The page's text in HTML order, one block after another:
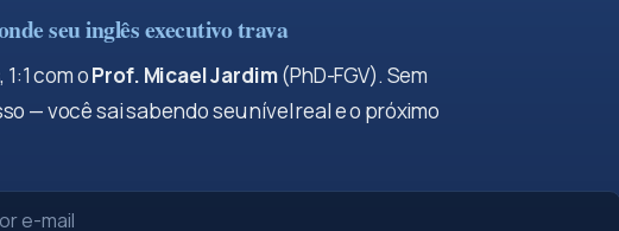
seu inglês executivo trava
com oProf. Micael Jardim(PhD-FGV). Sem
— você sai sabendo seu nível real e o próximo